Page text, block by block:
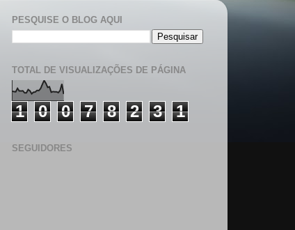
PESQUISE O BLOG AQUI
TOTAL DE VISUALIZAÇÕES DE PÁGINA
1 0 0 7 8 2 3 1
SEGUIDORES